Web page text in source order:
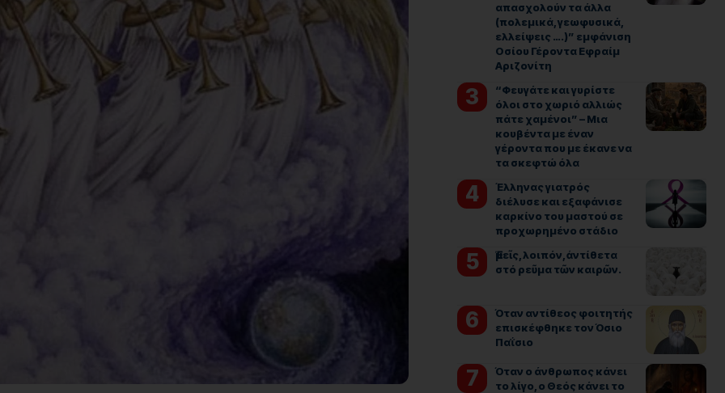
απασχολούν τα άλλα
(πολεμικά, γεωφυσικά,
ελλείψεις ….)” εμφάνιση
Οσίου Γέροντα Εφραίμ
Αριζονίτη
“Φευγάτε και γυρίστε
όλοι στο χωριό αλλιώς
πάτε χαμένοι” – Μια
κουβέντα με έναν
γέροντα που με έκανε να
τα σκεφτώ όλα
Έλληνας γιατρός
διέλυσε και εξαφάνισε
καρκίνο του μαστού σε
προχωρημένο στάδιο
Ἐμεῖς, λοιπόν, ἀντίθετα
στό ρεῦμα τῶν καιρῶν.
Όταν αντίθεος φοιτητής
επισκέφθηκε τον Όσιο
Παΐσιο
Όταν ο άνθρωπος κάνει
το λίγο, ο Θεός κάνει το